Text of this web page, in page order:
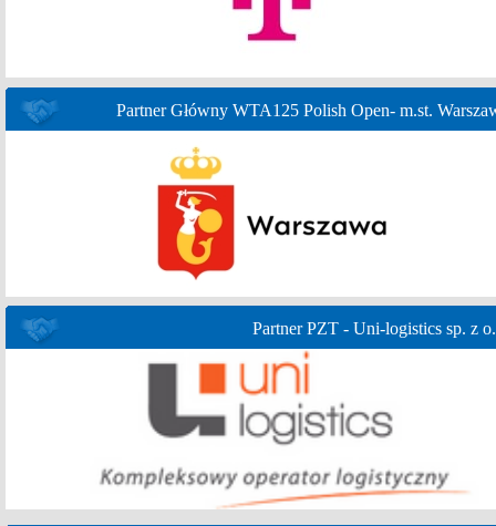
Partner Główny WTA125 Polish Open- m.st.
Partner PZT - Uni-logistics sp. z